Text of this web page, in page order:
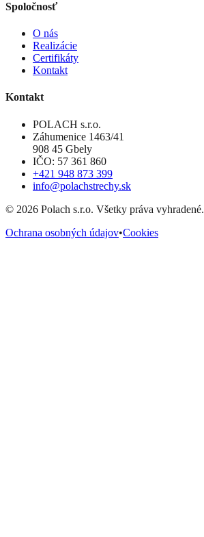
Spoločnosť
O nás
Realizácie
Certifikáty
Kontakt
Kontakt
POLACH s.r.o.
Záhumenice 1463/41
908 45 Gbely
IČO: 57 361 860
+421 948 873 399
info@polachstrechy.sk
© 2026 Polach s.r.o. Všetky práva vyhradené.
Ochrana osobných údajov•Cookies